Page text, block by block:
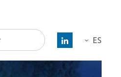
ES
DE